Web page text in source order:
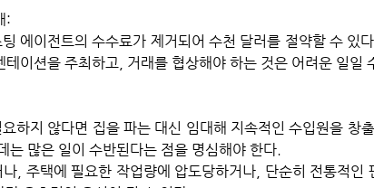
:
에이전트의 수수료가 제거되어 수천 달러를 절약할 수 있
이션을 주최하고, 거래를 협상해야 하는 것은 어려운 일일
하지 않다면 집을 파는 대신 임대해 지속적인 수입원을 창
는 많은 일이 수반된다는 점을 명심해야 한다.
, 주택에 필요한 작업량에 압도당하거나, 단순히 전통적인